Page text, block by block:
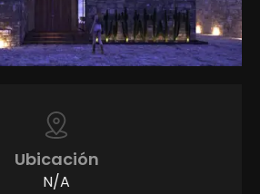
Ubicación
N/A